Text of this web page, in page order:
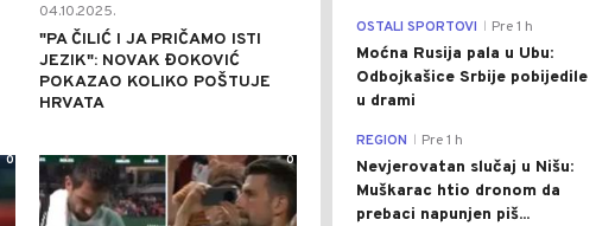
04.10.2025.
"PA ČILIĆ I JA PRIČAMO ISTI
JEZIK": NOVAK ĐOKOVIĆ
POKAZAO KOLIKO POŠTUJE
HRVATA
0 0
OSTALI SPORTOVI Pre 1 h
Moćna Rusija pala u Ubu:
Odbojkašice Srbije pobijedile
u drami
REGION Pre 1 h
Nevjerovatan slučaj u Nišu:
Muškarac htio dronom da
prebaci napunjen piš...